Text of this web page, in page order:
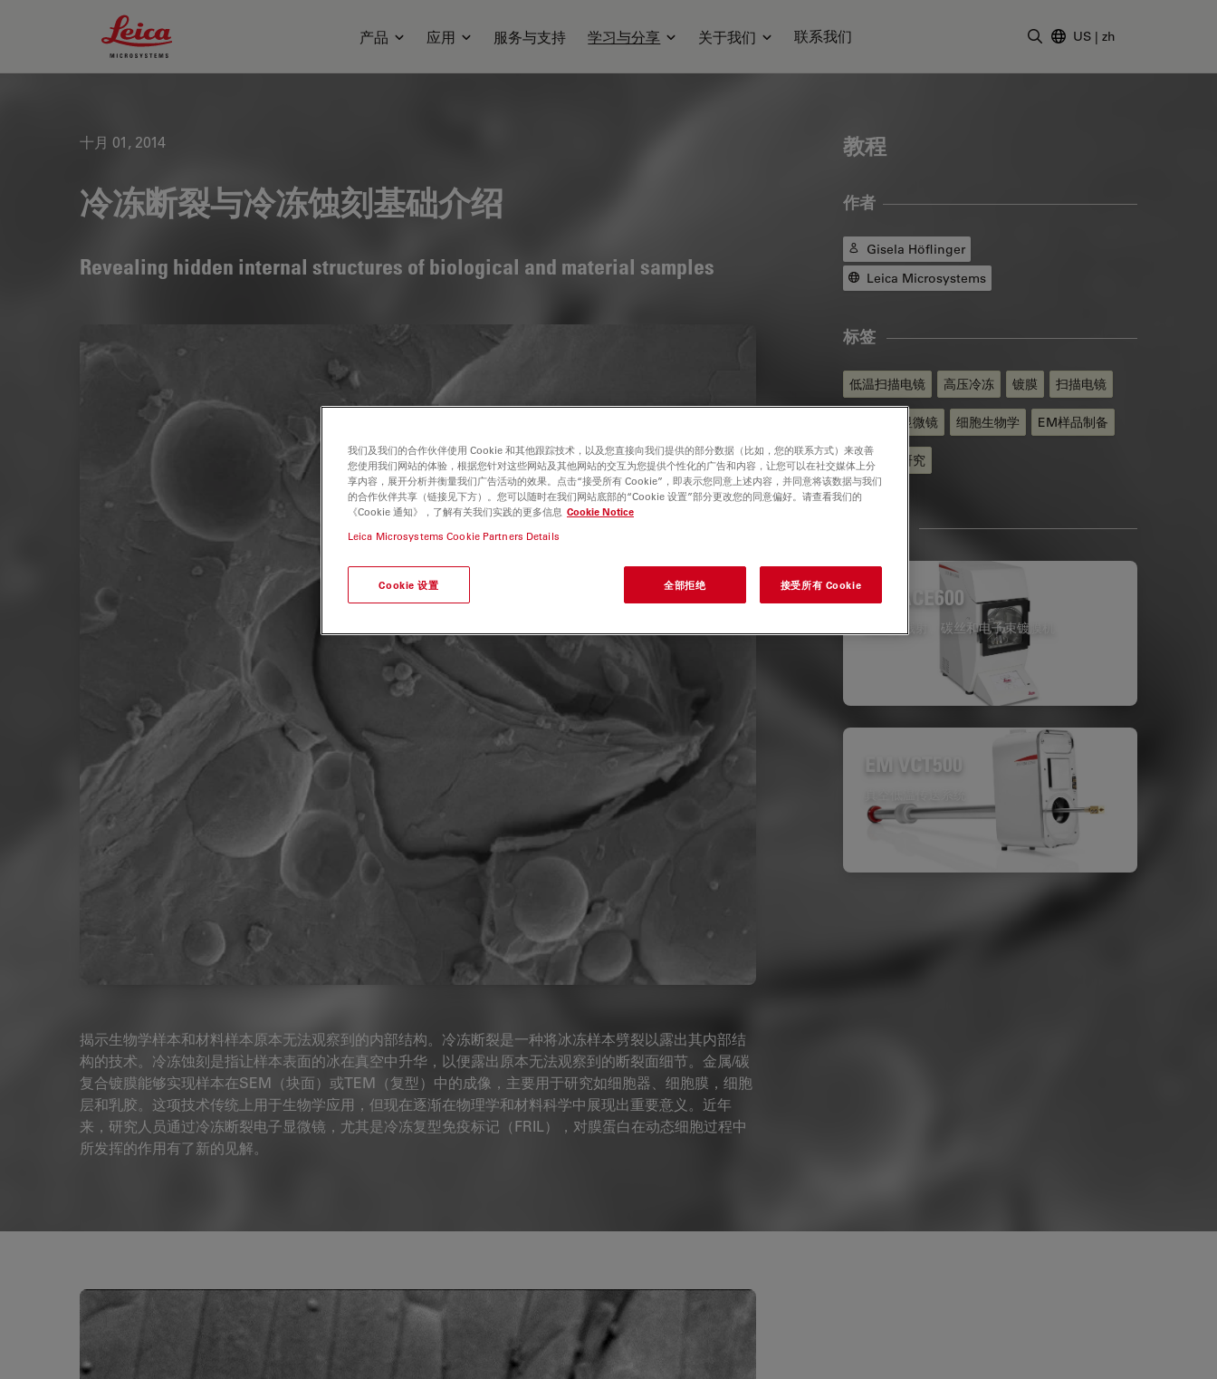
Leica Microsystems Logo
产品 应用 服务与支持 学习与分享 关于我们 联系我们 US | zh
十月 01, 2014
冷冻断裂与冷冻蚀刻基础介绍
Revealing hidden internal structures of biological and material samples
揭示生物学样本和材料样本原本无法观察到的内部结构。冷冻断裂是一种将冰冻样本劈裂以露出其内部结
构的技术。冷冻蚀刻是指让样本表面的冰在真空中升华，以便露出原本无法观察到的断裂面细节。金属/碳
复合镀膜能够实现样本在SEM（块面）或TEM（复型）中的成像，主要用于研究如细胞器、细胞膜，细胞
层和乳胶。这项技术传统上用于生物学应用，但现在逐渐在物理学和材料科学中展现出重要意义。近年
来，研究人员通过冷冻断裂电子显微镜，尤其是冷冻复型免疫标记（FRIL），对膜蛋白在动态细胞过程中
所发挥的作用有了新的见解。
教程
作者
Gisela Höflinger
Leica Microsystems
标签
低温扫描电镜 高压冷冻 镀膜 扫描电镜
透射电子显微镜 细胞生物学 EM样品制备
生命科学研究
EM ACE600
高真空溅射、碳丝和电子束镀膜机
EM VCT500
我们及我们的合作伙伴使用 Cookie 和其他跟踪技术，以及您直接向我们提供的部分数据（比如，您的联系方式）来改善
您使用我们网站的体验，根据您针对这些网站及其他网站的交互为您提供个性化的广告和内容，让您可以在社交媒体上分
享内容，展开分析并衡量我们广告活动的效果。点击“接受所有 Cookie”，即表示您同意上述内容，并同意将该数据与我们
的合作伙伴共享（链接见下方）。您可以随时在我们网站底部的“Cookie 设置”部分更改您的同意偏好。请查看我们的
《Cookie 通知》，了解有关我们实践的更多信息 Cookie Notice
Leica Microsystems Cookie Partners Details
Cookie 设置 全部拒绝 接受所有 Cookie